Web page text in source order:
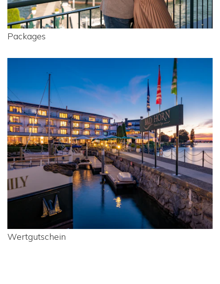
Packages
Wertgutschein